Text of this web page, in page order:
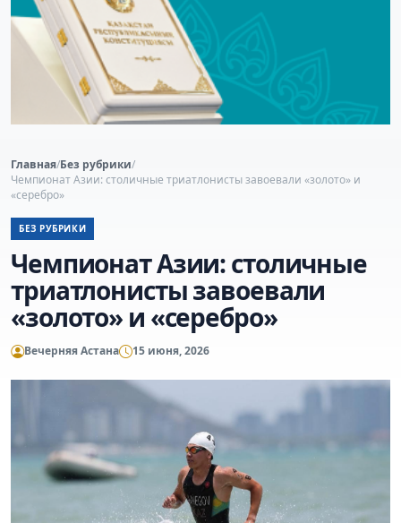
Главная/Без рубрики/
Чемпионат Азии: столичные триатлонисты завоевали «золото» и
«серебро»
БЕЗ РУБРИКИ
Чемпионат Азии: столичные
триатлонисты завоевали
«золото» и «серебро»
Вечерняя Астана 15 июня, 2026